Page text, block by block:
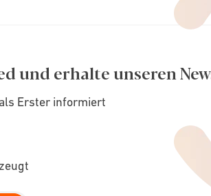
und erhalte unseren
Erster informiert